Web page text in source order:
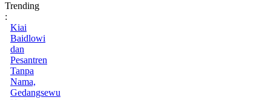
Trending
:
Kiai
Baidlowi
dan
Pesantren
Tanpa
Nama,
Gedangsewu